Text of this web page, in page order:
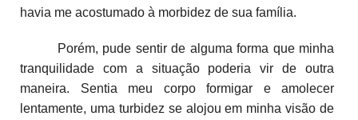
havia me acostumado à morbidez de sua família.
Porém, pude sentir de alguma forma que minha
tranquilidade com a situação poderia vir de outra
maneira. Sentia meu corpo formigar e amolecer
lentamente, uma turbidez se alojou em minha visão de